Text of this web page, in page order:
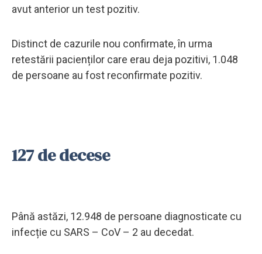
avut anterior un test pozitiv.
Distinct de cazurile nou confirmate, în urma
retestării pacienților care erau deja pozitivi, 1.048
de persoane au fost reconfirmate pozitiv.
127 de decese
Până astăzi, 12.948 de persoane diagnosticate cu
infecție cu SARS – CoV – 2 au decedat.